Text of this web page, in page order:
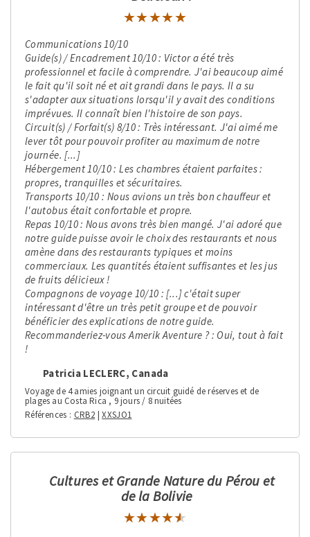
★★★★★
★★★★★
Communications 10/10
Guide(s) / Encadrement 10/10 : Victor a été très
professionnel et facile à comprendre. J'ai beaucoup aimé
le fait qu'il soit né et ait grandi dans le pays. Il a su
s'adapter aux situations lorsqu'il y avait des conditions
imprévues. Il connaît bien l'histoire de son pays.
Circuit(s) / Forfait(s) 8/10 : Très intéressant. J'ai aimé me
lever tôt pour pouvoir profiter au maximum de notre
journée. [...]
Hébergement 10/10 : Les chambres étaient parfaites :
propres, tranquilles et sécuritaires.
Transports 10/10 : Nous avions un très bon chauffeur et
l'autobus était confortable et propre.
Repas 10/10 : Nous avons très bien mangé. J'ai adoré que
notre guide puisse avoir le choix des restaurants et nous
amène dans des restaurants typiques et moins
commerciaux. Les quantités étaient suffisantes et les jus
de fruits délicieux !
Compagnons de voyage 10/10 : [...] c'était super
intéressant d'être un très petit groupe et de pouvoir
bénéficier des explications de notre guide.
Recommanderiez-vous Amerik Aventure ? : Oui, tout à fait
!
Patricia LECLERC, Canada
Voyage de 4 amies joignant un circuit guidé de réserves et de
plages au Costa Rica , 9 jours / 8 nuitées
Références
CRB2 |XXSJO1
Cultures et Grande Nature du Pérou et
de la Bolivie
★★★★★
★★★★★